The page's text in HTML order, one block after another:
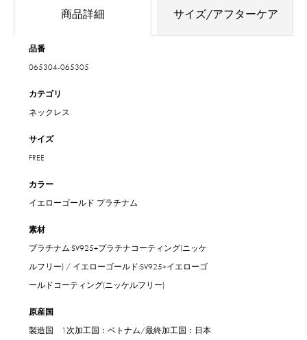
商品詳細 サイズ/アフターケア
品番
065304-065305
カテゴリ
ネックレス
サイズ
FREE
カラー
イエローゴールド プラチナム
素材
プラチナム:SV925+プラチナコーティング(ニッケ
ルフリー) / イエローゴールド:SV925+イエローゴ
ールドコーティング(ニッケルフリー)
原産国
製造国 1次加工国：ベトナム/最終加工国：日本